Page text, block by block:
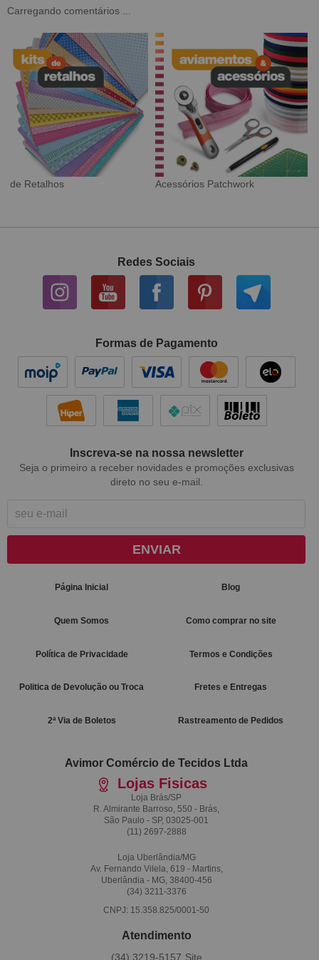
Carregando comentários ...
Tecido Digital Sarja Impermeável
Redes Sociais
Formas de Pagamento
Inscreva-se na nossa newsletter
Seja o primeiro a receber novidades e promoções exclusivas
direto no seu e-mail.
ENVIAR
Página Inicial Blog
Quem Somos Como comprar no site
Política de Privacidade Termos e Condições
Politica de Devolução ou Troca Fretes e Entregas
2ª Via de Boletos Rastreamento de Pedidos
Avimor Comércio de Tecidos Ltda
Lojas Fisicas
Loja Brás/SP
R. Almirante Barroso, 550 - Brás,
São Paulo - SP, 03025-001
(11) 2697-2888
Loja Uberlândia/MG
Av. Fernando Vilela, 619 - Martins,
Uberlândia - MG, 38400-456
(34) 3211-3376
CNPJ: 15.358.825/0001-50
Atendimento
(34) 3219-5157